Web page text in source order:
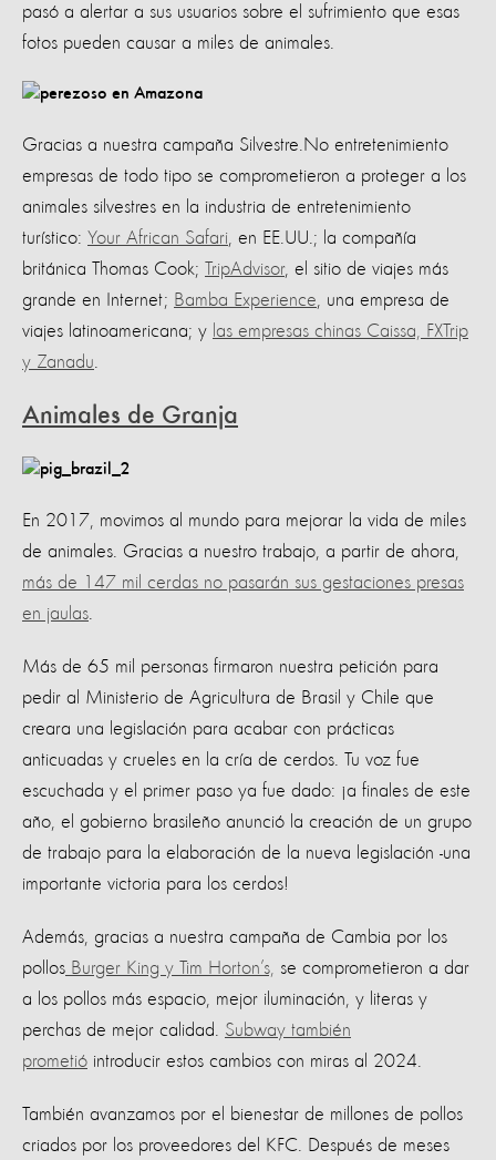
pasó a alertar a sus usuarios sobre el sufrimiento que esas
fotos pueden causar a miles de animales.
Gracias a nuestra campaña Silvestre.No entretenimiento
empresas de todo tipo se comprometieron a proteger a los
animales silvestres en la industria de entretenimiento
turístico: Your African Safari , en EE.UU.; la compañía
británica Thomas Cook; TripAdvisor, el sitio de viajes más
grande en Internet; Bamba Experience , una empresa de
viajes latinoamericana; y las empresas chinas Caissa, FXTrip
y Zanadu
Animales de Granja
En 2017, movimos al mundo para mejorar la vida de miles
de animales. Gracias a nuestro trabajo, a partir de ahora,
más de 147 mil cerdas no pasarán sus gestaciones presas
en jaulas
Más de 65 mil personas firmaron nuestra petición para
pedir al Ministerio de Agricultura de Brasil y Chile que
creara una legislación para acabar con prácticas
anticuadas y crueles en la cría de cerdos. Tu voz fue
escuchada y el primer paso ya fue dado: ¡a finales de este
año, el gobierno brasileño anunció la creación de un grupo
de trabajo para la elaboración de la nueva legislación -una
importante victoria para los cerdos!
Además, gracias a nuestra campaña de Cambia por los
pollos Burger King y Tim Horton’s, se comprometieron a dar
a los pollos más espacio, mejor iluminación, y literas y
perchas de mejor calidad. Subway también
prometió introducir estos cambios con miras al 2024.
También avanzamos por el bienestar de millones de pollos
criados por los proveedores del KFC. Después de meses